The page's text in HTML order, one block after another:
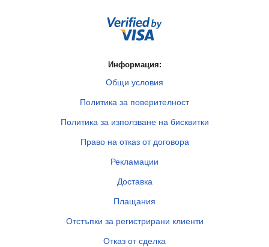
Информация:
Общи условия
Политика за поверителност
Политика за използване на бисквитки
Право на отказ от договора
Рекламации
Доставка
Плащания
Отстъпки за регистрирани клиенти
Отказ от сделка